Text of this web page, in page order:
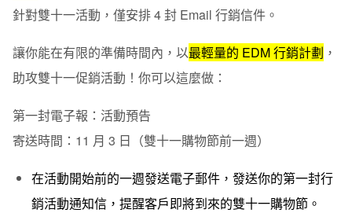
針對雙十一活動，僅安排 4 封 Email 行銷信件。
讓你能在有限的準備時間內，以最輕量的 EDM 行銷計劃 ，
助攻雙十一促銷活動！你可以這麼做：
第一封電子報：活動預告
寄送時間： 11 月 3 日（雙十一購物節前一週）
在活動開始前的一週發送電子郵件，發送你的第一封行
銷活動通知信，提醒客戶即將到來的雙十一購物節。